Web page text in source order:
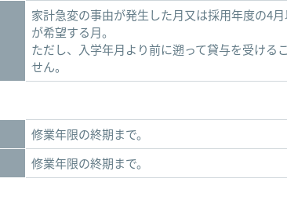
家計急変の事由が発生した月又は採用年度の4
が希望する月。
ただし、入学年月より前に遡って貸与を受ける
せん。
修業年限の終期まで。
修業年限の終期まで。